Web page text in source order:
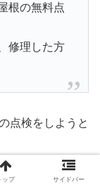
根の無料点
修理した方
点検をしようと
い工事をするこ
ップ サイドバー